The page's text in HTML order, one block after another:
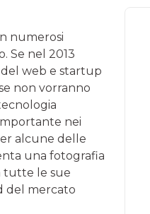
numerosi
Se nel 2013
del web e startup
non vorranno
nei
alcune delle
una fotografia
tutte le sue
del mercato